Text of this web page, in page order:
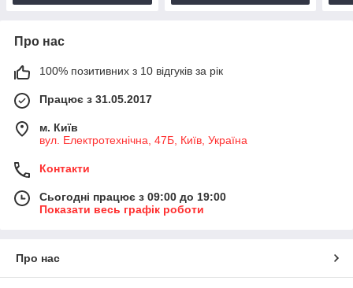
Про нас
100% позитивних з 10 відгуків за рік
Працює з 31.05.2017
м. Київ
вул. Електротехнічна, 47Б, Київ, Україна
Контакти
Сьогодні працює з 09:00 до 19:00
Показати весь графік роботи
Про нас